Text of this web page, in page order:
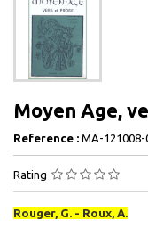
Moyen Age,
Reference : MA-121008-
Rating
Rouger, G. - Roux, A.